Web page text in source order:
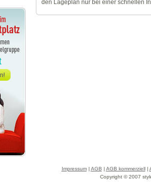
den Lageplan nur bei einer schnellen
Impressum| AGB | AGB kommerziell|
Copyright © 2007